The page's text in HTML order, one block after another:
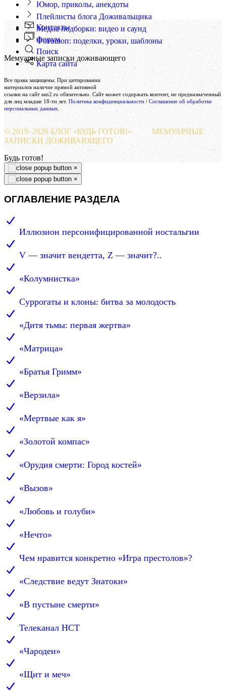
Юмор, приколы, анекдоты
Плейлисты блога Доживальщика
Медиа подборки: видео и саунд
Фотошоп: поделки, уроки, шаблоны
Мемуарные записки доживающего
Контакты
Форум
Поиск
Карта сайта
Все права защищены. При цитировании
материалов наличие прямой активной
ссылки на сайт san2.ru обязательно. Сайт может содержать контент, не предназначенный
для лиц младше 18-ти лет. Политика конфиденциальности / Соглашение об обработке
персональных данных
© 2019–2026 БЛОГ «БУДЬ ГОТОВ!»
МЕМУАРНЫЕ
ЗАПИСКИ ДОЖИВАЮЩЕГО
Будь готов!
×
×
ОГЛАВЛЕНИЕ РАЗДЕЛА
Иллюзион персонифицированной ностальгии
V — значит вендетта, Z — значит?..
«Колумнистка»
Суррогаты и клоны: битва за молодость
«Дитя тьмы: первая жертва»
«Матрица»
«Братья Гримм»
«Верзила»
«Мертвые как я»
«Золотой компас»
«Орудия смерти: Город костей»
«Вызов»
«Любовь и голуби»
«Нечто»
Чем нравится конкретно «Игра престолов»?
«Следствие ведут Знатоки»
«В пустыне смерти»
Телеканал НСТ
«Чародеи»
«Щит и меч»